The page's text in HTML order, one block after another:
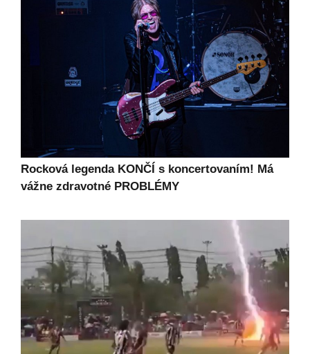
Rocková legenda KONČÍ s koncertovaním! Má
vážne zdravotné PROBLÉMY